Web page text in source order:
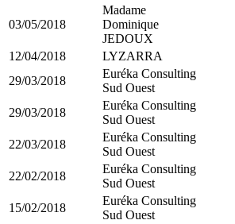
03/05/2018
Madame
Dominique
JEDOUX
12/04/2018 LYZARRA
29/03/2018
Euréka Consulting
Sud Ouest
29/03/2018
Euréka Consulting
Sud Ouest
22/03/2018
Euréka Consulting
Sud Ouest
22/02/2018
Euréka Consulting
Sud Ouest
15/02/2018
Euréka Consulting
Sud Ouest